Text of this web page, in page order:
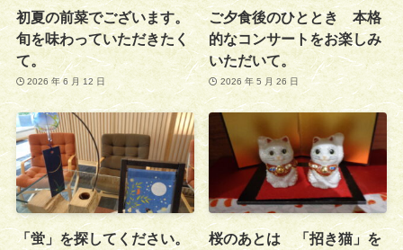
初夏の前菜でございます。
旬を味わっていただきたく
て。
2026 年 6 月 12 日
ご夕食後のひととき 本格
的なコンサートをお楽しみ
いただいて。
2026 年 5 月 26 日
「蛍」を探してください。
桜のあとは 「招き猫」を